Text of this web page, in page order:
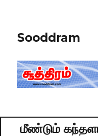
Sooddram
மீண்டும்